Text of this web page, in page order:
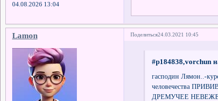
04.08.2026 13:04
Поделиться24.03.2021 10:45
Lamon
#p184838,vorchun
гасподин Лямон..-
человечества
ДРЕМУЧЕЕ